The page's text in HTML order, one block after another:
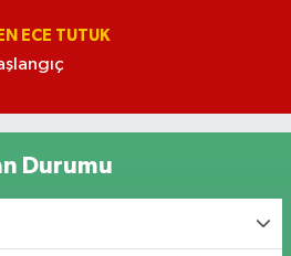
ECE TUTUK
Durumu